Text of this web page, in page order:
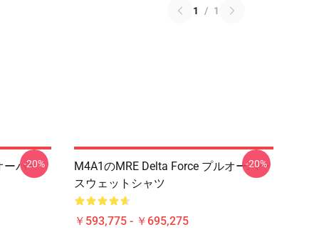
1 / 1
ーバー
-20%
M4A1のMRE Delta Force プルオーバー
スウェットシャツ
￥593,775 - ￥695,275
-20%